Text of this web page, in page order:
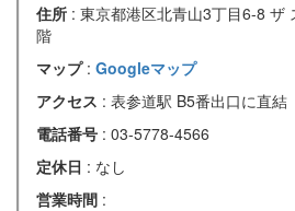
住所 : 東京都港区北青山3丁目6-8 ザ
階
マップ : Googleマップ
アクセス : 表参道駅 B5番出口に直結
電話番号 : 03-5778-4566
定休日 : なし
営業時間 :